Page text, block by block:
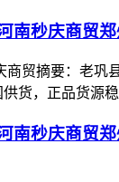
南秒庆商贸郑
商贸摘要：老
货，正品货源
南秒庆商贸郑